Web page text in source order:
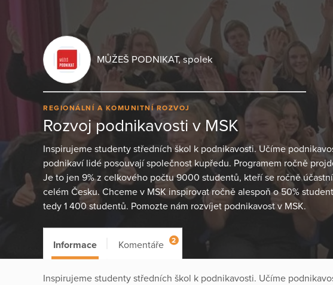
MŮŽEŠ PODNIKAT, spolek
REGIONÁLNÍ A KOMUNITNÍ ROZVOJ
Rozvoj podnikavosti v MSK
Inspirujeme studenty středních škol k podnikavosti. Učíme
podnikaví lidé posouvají společnost kupředu. Programem ročně
Je to jen 9% z celkového počtu 9000 studentů, kteří se ročně
celém Česku. Chceme v MSK inspirovat ročně alespoň o 50%
tedy 1 400 studentů. Pomozte nám rozvíjet podnikavost v MSK.
Informace Komentáře 2
Inspirujeme studenty středních škol k podnikavosti. Učíme